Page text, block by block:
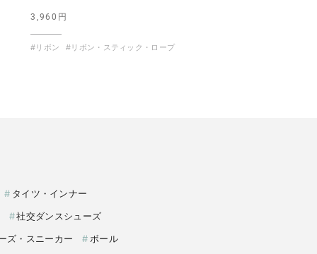
3,960円
#リボン #リボン・スティック・ロープ
タイツ・インナー
社交ダンスシューズ
ズ・スニーカー
ボール